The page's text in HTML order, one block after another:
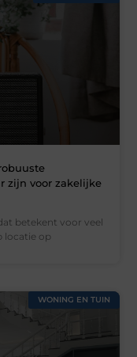
zijn voor zakelijke
betekent voor veel
locatie op
WONING EN TUIN